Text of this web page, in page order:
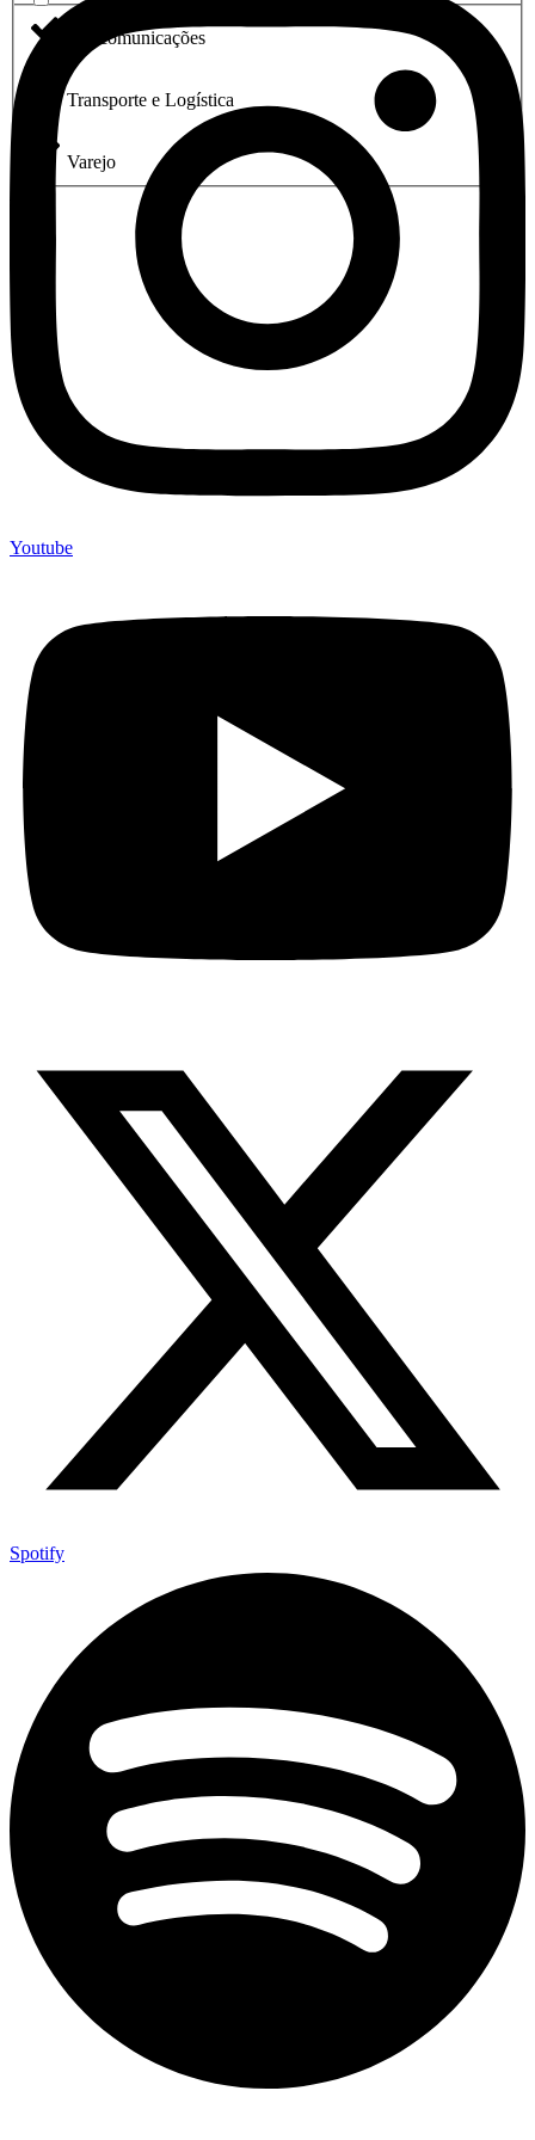
Telecomunicações
Transporte e Logística
Varejo
Youtube
Spotify